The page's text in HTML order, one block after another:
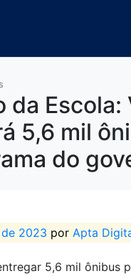
da Escola:
5,6 mil
do
2023 por Apta
5,6 mil ônibus